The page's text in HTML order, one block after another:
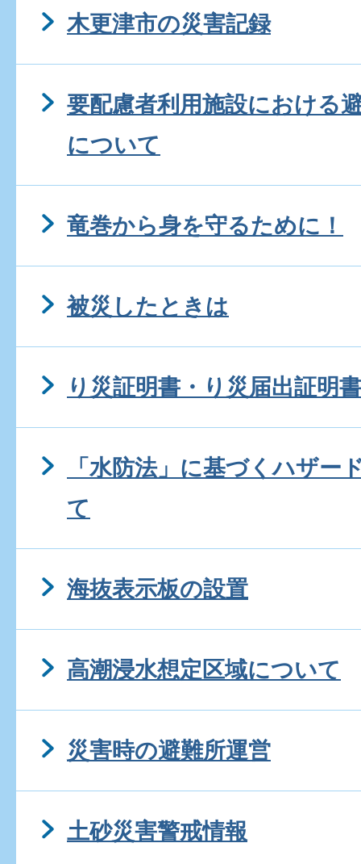
木更津市の災害記録
要配慮者利用施設における
について
竜巻から身を守るために！
被災したときは
り災証明書・り災届出証明書
「水防法」に基づくハザー
て
海抜表示板の設置
高潮浸水想定区域について
災害時の避難所運営
土砂災害警戒情報